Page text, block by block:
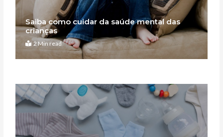
Saiba como cuidar da saúde mental das
crianças
2 Min read